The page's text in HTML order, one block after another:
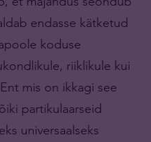
endasse kätketud
koduse
riiklikule kui
mis on ikkagi see
partikulaarseid
universaalseks